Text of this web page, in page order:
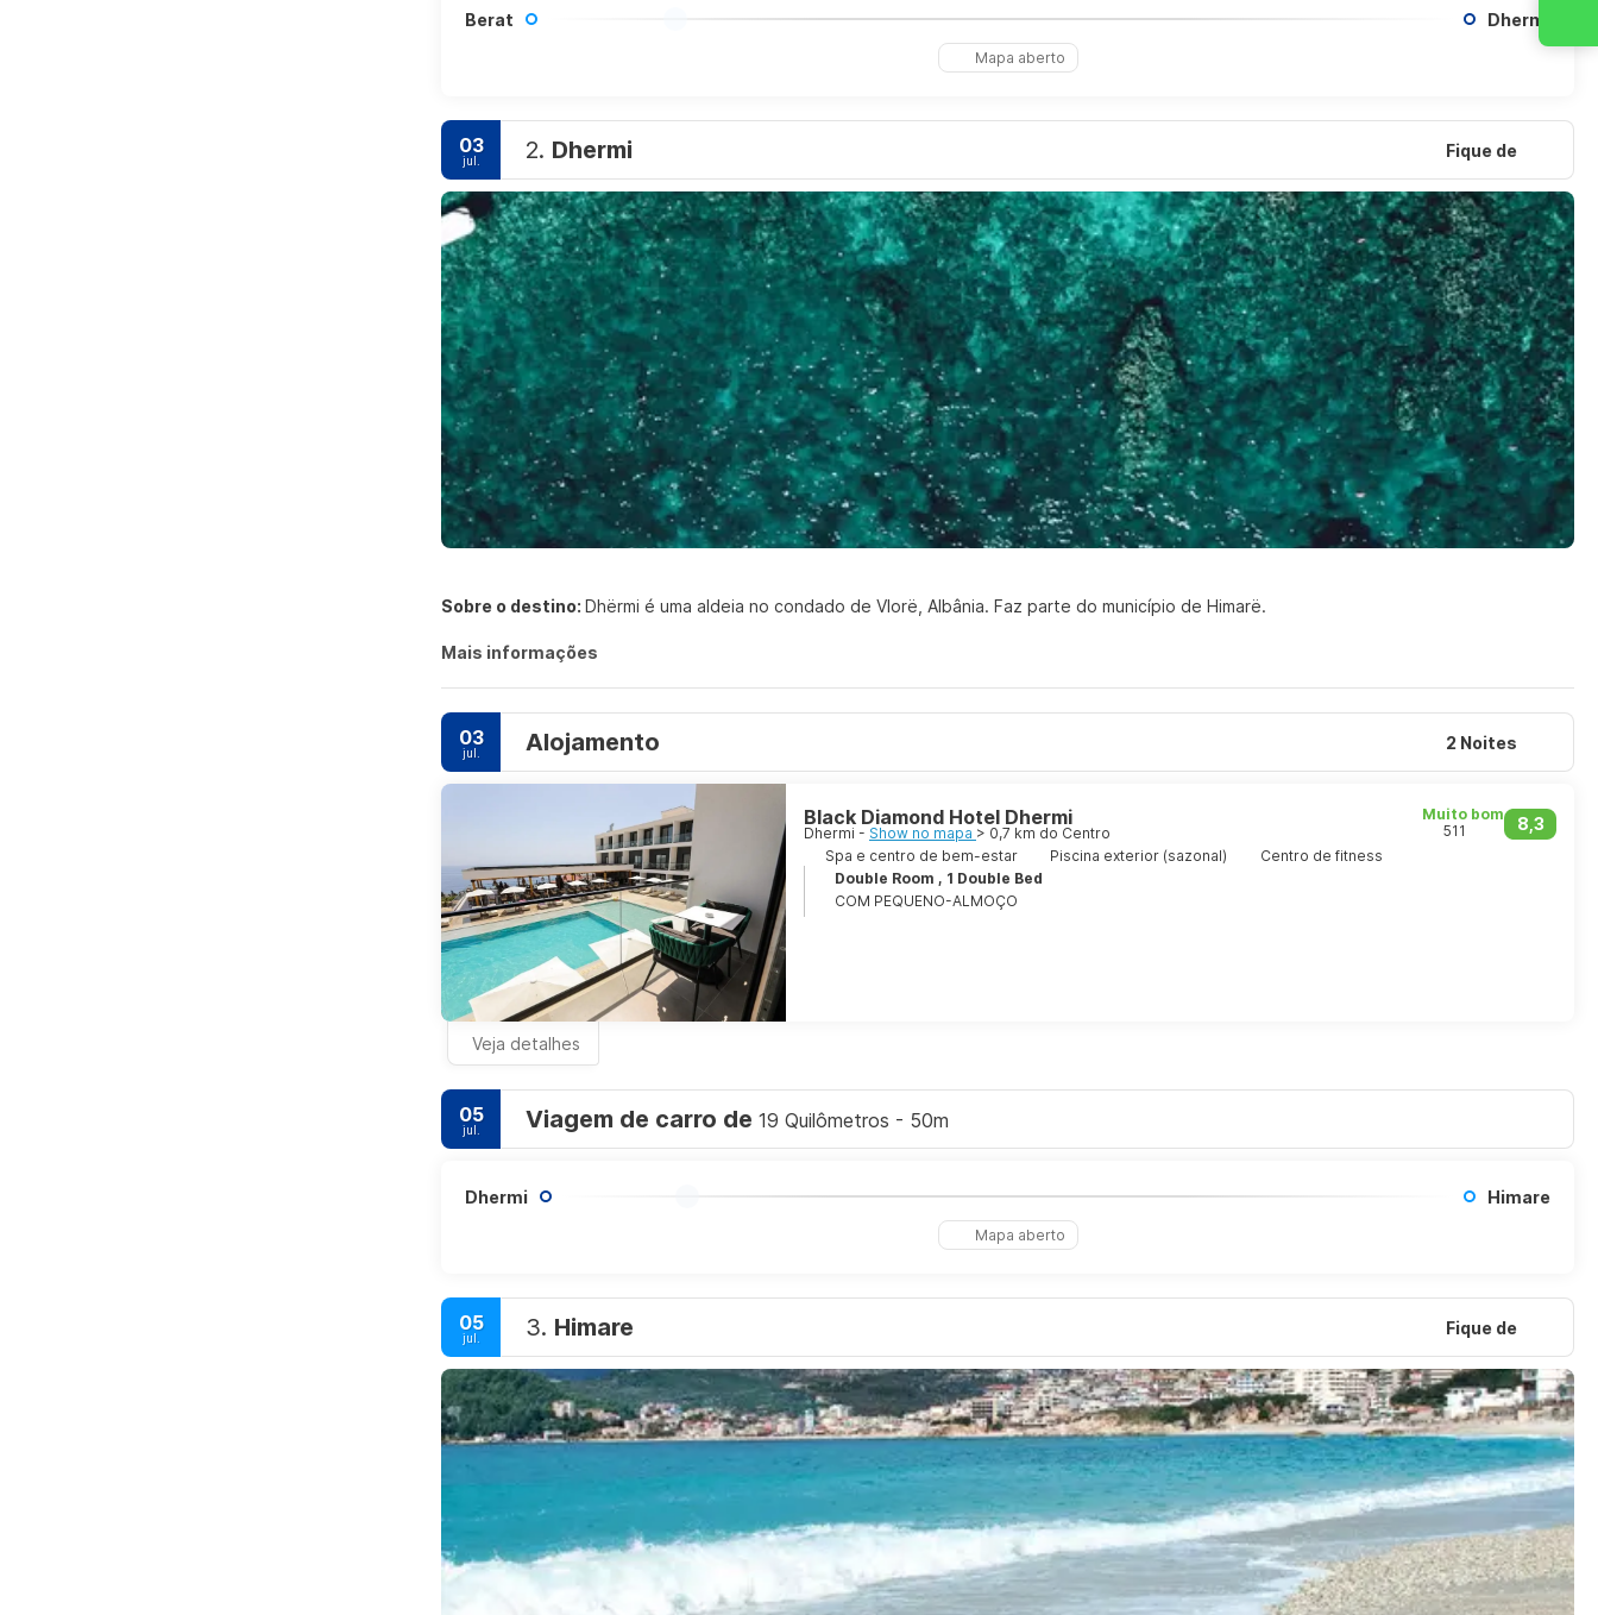
Berat Dhermi
Mapa aberto
03
jul. 2. Dhermi Fique de
Sobre o destino: Dhërmi é uma aldeia no condado de Vlorë, Albânia. Faz parte do município de Himarë.
Mais informações
03
jul. Alojamento 2 Noites
Black Diamond Hotel Dhermi
Dhermi - Show no mapa > 0,7 km do Centro 8,3
Muito bom
511
Spa e centro de bem-estar
Piscina exterior (sazonal)
Centro de fitness
Double Room , 1 Double Bed
COM PEQUENO-ALMOÇO
Veja detalhes
05
jul. Viagem de carro de 19 Quilômetros - 50m
Dhermi Himare
Mapa aberto
05
jul. 3. Himare Fique de